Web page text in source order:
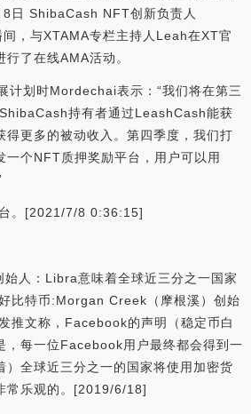
日 ShibaCash NFT创新负责人
，与XTAMA专栏主持人Leah在XT官
了在线AMA活动。
计划时Mordechai表示：“我们将在第三
持有者通过LeashCash能获
得更多的被动收入。第四季度，我们打
一个NFT质押奖励平台，用户可以用
。[2021/7/8 0:36:15]
人：Libra意味着全球近三分之一国家
比特币:Morgan Creek（摩根溪）创始
推文称，Facebook的声明（稳定币白
，每一位Facebook用户最终都会得到一
）全球近三分之一的国家将使用加密货
常乐观的。[2019/6/18]